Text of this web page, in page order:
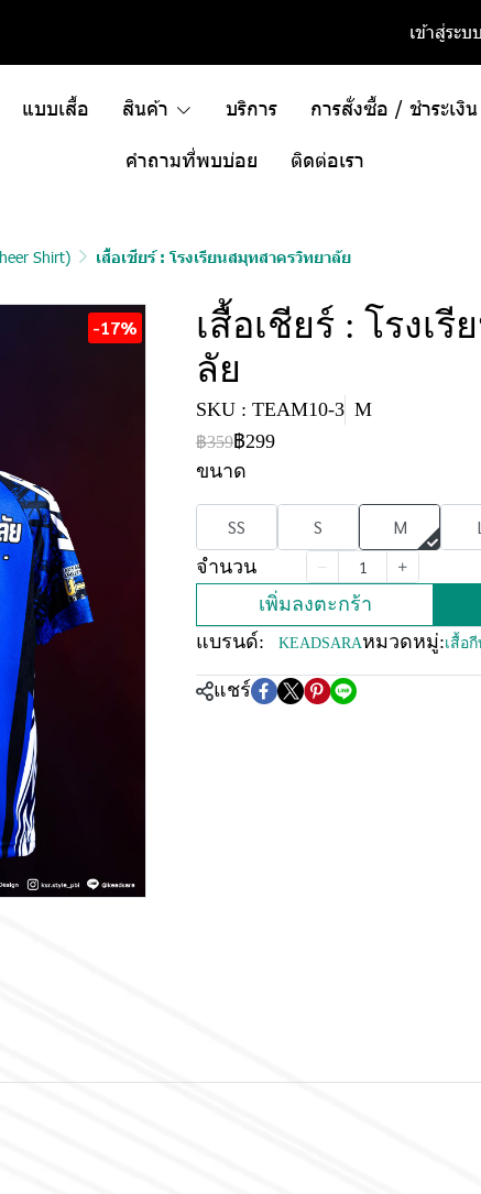
เข้าสู่ระบบ
แบบเสื้อ สินค้า บริการ การสั่งซื้อ / ชำระเงิน
คำถามที่พบบ่อย ติดต่อเรา
Shirt) เสื้อเชียร์ : โรงเรียนสมุทสาครวิทยาลัย
-17%
เสื้อเชียร์ : โรงเ
ลัย
SKU : TEAM10-3 M
฿359฿299
ขนาด
SS S M L
จำนวน
เพิ่มลงตะกร้า
แบรนด์:
KEADSARAหมวดหมู่:เสื้อ
แชร์